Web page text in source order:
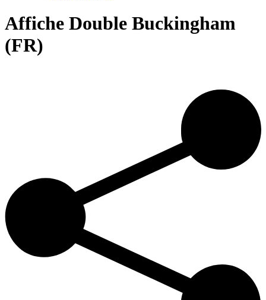
Affiche Double Buckingham
(FR)